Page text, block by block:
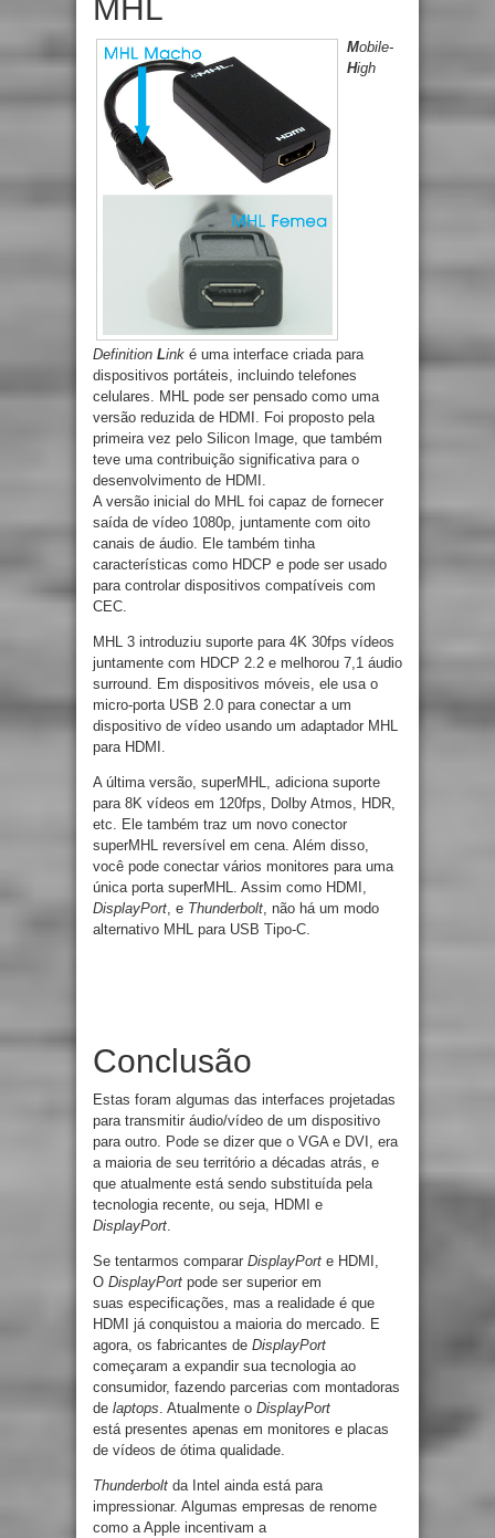
MHL
Mobile-
High
Definition Link é uma interface criada para
dispositivos portáteis, incluindo telefones
celulares. MHL pode ser pensado como uma
versão reduzida de HDMI. Foi proposto pela
primeira vez pelo Silicon Image, que também
teve uma contribuição significativa para o
desenvolvimento de HDMI.
A versão inicial do MHL foi capaz de fornecer
saída de vídeo 1080p, juntamente com oito
canais de áudio. Ele também tinha
características como HDCP e pode ser usado
para controlar dispositivos compatíveis com
CEC.
MHL 3 introduziu suporte para 4K 30fps vídeos
juntamente com HDCP 2.2 e melhorou 7,1 áudio
surround. Em dispositivos móveis, ele usa o
micro-porta USB 2.0 para conectar a um
dispositivo de vídeo usando um adaptador MHL
para HDMI.
A última versão, superMHL, adiciona suporte
para 8K vídeos em 120fps, Dolby Atmos, HDR,
etc. Ele também traz um novo conector
superMHL reversível em cena. Além disso,
você pode conectar vários monitores para uma
única porta superMHL. Assim como HDMI,
DisplayPort, e Thunderbolt, não há um modo
alternativo MHL para USB Tipo-C.
Conclusão
Estas foram algumas das interfaces projetadas
para transmitir áudio/vídeo de um dispositivo
para outro. Pode se dizer que o VGA e DVI, era
a maioria de seu território a décadas atrás, e
que atualmente está sendo substituída pela
tecnologia recente, ou seja, HDMI e
DisplayPort.
Se tentarmos comparar DisplayPort e HDMI,
O DisplayPort pode ser superior em
suas especificações, mas a realidade é que
HDMI já conquistou a maioria do mercado. E
agora, os fabricantes de DisplayPort
começaram a expandir sua tecnologia ao
consumidor, fazendo parcerias com montadoras
de laptops. Atualmente o DisplayPort
está presentes apenas em monitores e placas
de vídeos de ótima qualidade.
Thunderbolt da Intel ainda está para
impressionar. Algumas empresas de renome
como a Apple incentivam a